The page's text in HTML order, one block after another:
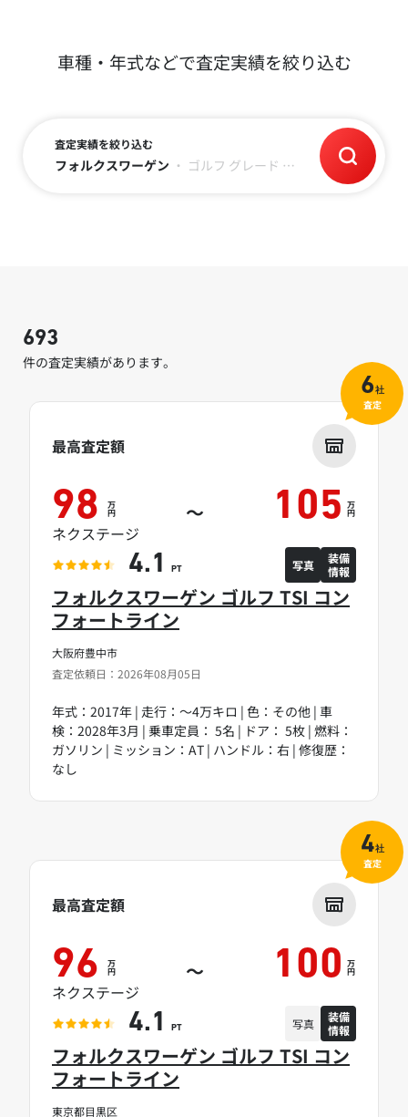
車種・年式などで査定実績を絞り込む
査定実績を絞り込む
フォルクスワーゲン ・ ゴルフ グレード ・ 平成29年(2017)
693
件の査定実績があります。
大阪府豊中市
査定依頼日：2026年08月05日
フォルクスワーゲン ゴルフ TSI コン
フォートライン
年式：2017年 | 走行：～4万キロ | 色：その他 | 車
検：2028年3月 | 乗車定員： 5名 | ドア： 5枚 | 燃料：
ガソリン | ミッション：AT | ハンドル：右 | 修復歴：
なし
最高査定額
98 万
円 ～ 105 万
円
ネクステージ
4.1 PT 写真
装備
情報
6社
査定
東京都目黒区
フォルクスワーゲン ゴルフ TSI コン
フォートライン
最高査定額
96 万
円 ～ 100 万
円
ネクステージ
4.1 PT 写真
装備
情報
4社
査定